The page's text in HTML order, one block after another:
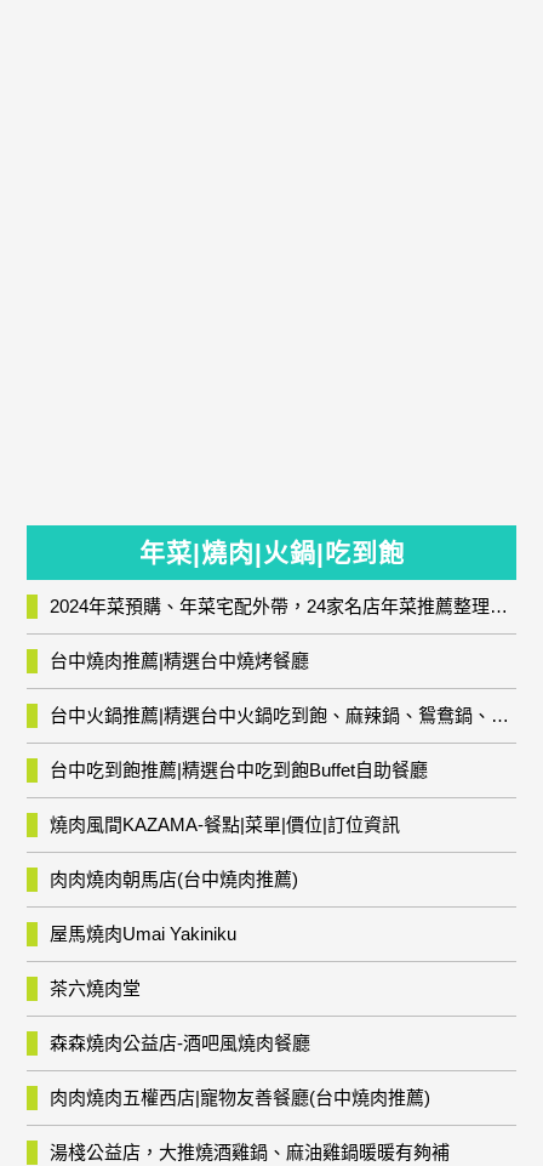
年菜|燒肉|火鍋|吃到飽
2024年菜預購、年菜宅配外帶，24家名店年菜推薦整理，圍爐輕鬆上菜團圓趣
台中燒肉推薦|精選台中燒烤餐廳
台中火鍋推薦|精選台中火鍋吃到飽、麻辣鍋、鴛鴦鍋、石頭火鍋、酸菜白肉鍋、海鮮鍋、燒酒雞、麻油雞、壽喜燒等熱門人氣火鍋店!
台中吃到飽推薦|精選台中吃到飽Buffet自助餐廳
燒肉風間KAZAMA-餐點|菜單|價位|訂位資訊
肉肉燒肉朝馬店(台中燒肉推薦)
屋馬燒肉Umai Yakiniku
茶六燒肉堂
森森燒肉公益店-酒吧風燒肉餐廳
肉肉燒肉五權西店|寵物友善餐廳(台中燒肉推薦)
湯棧公益店，大推燒酒雞鍋、麻油雞鍋暖暖有夠補